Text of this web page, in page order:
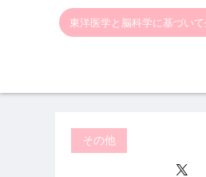
東洋医学と脳科学に基づい
その他